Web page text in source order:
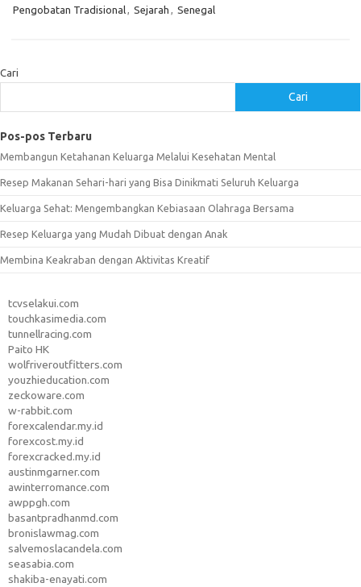
Pengobatan Tradisional, Sejarah , Senegal
Cari
Cari
Pos-pos Terbaru
Membangun Ketahanan Keluarga Melalui Kesehatan Mental
Resep Makanan Sehari-hari yang Bisa Dinikmati Seluruh Keluarga
Keluarga Sehat: Mengembangkan Kebiasaan Olahraga Bersama
Resep Keluarga yang Mudah Dibuat dengan Anak
Membina Keakraban dengan Aktivitas Kreatif
tcvselakui.com
touchkasimedia.com
tunnellracing.com
Paito HK
wolfriveroutfitters.com
youzhieducation.com
zeckoware.com
w-rabbit.com
forexcalendar.my.id
forexcost.my.id
forexcracked.my.id
austinmgarner.com
awinterromance.com
awppgh.com
basantpradhanmd.com
bronislawmag.com
salvemoslacandela.com
seasabia.com
shakiba-enayati.com